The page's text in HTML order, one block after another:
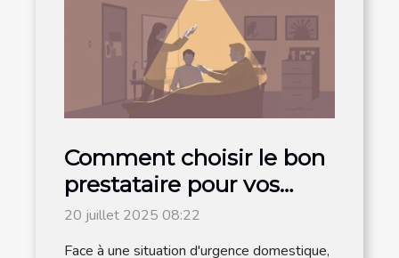
Comment choisir le bon
prestataire pour vos
urgences domestiques ?
20 juillet 2025 08:22
Face à une situation d'urgence domestique,